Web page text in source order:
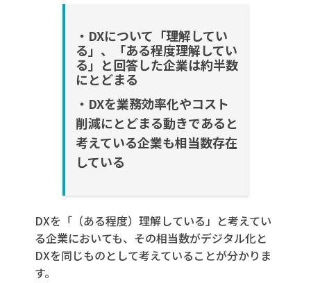
・DXについて「理解してい
る」、「ある程度理解してい
る」と回答した企業は約半数
にとどまる
・DXを業務効率化やコスト
削減にとどまる動きであると
考えている企業も相当数存在
している
DXを「（ある程度）理解している」と考えてい
る企業においても、その相当数がデジタル化と
DXを同じものとして考えていることが分かりま
す。